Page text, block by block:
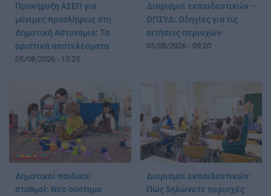
Προκήρυξη ΑΣΕΠ για
μόνιμες προσλήψεις στη
Δημοτική Αστυνομία: Τα
οριστικά αποτελέσματα
05/08/2026 - 15:25
Διορισμοί εκπαιδευτικών –
ΟΠΣΥΔ: Οδηγίες για τις
αιτήσεις περιοχών
05/08/2026 - 09:20
Δημοτικοί παιδικοί
σταθμοί: Νέο σύστημα
Διορισμοί εκπαιδευτικών:
Πώς δηλώνετε περιοχές